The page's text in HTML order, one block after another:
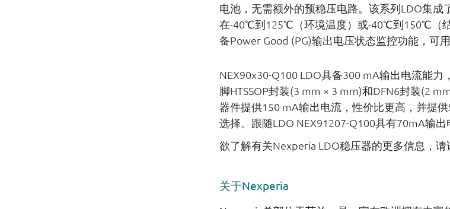
电池，无需额外的预稳压电路。该系列LDO集
在-40℃到125℃（环境温度）或-40℃到150℃（
备Power Good (PG)输出电压状态监控功能，可
NEX90x30-Q100 LDO具备300 mA输出电流能
脚HTSSOP封装(3 mm × 3 mm)和DFN6封装(2
器件提供150 mA输出电流，性价比更高，并提
选择。跟随LDO NEX91207-Q100具有70mA输出
欲了解有关Nexperia LDO稳压器的更多信息，请
关于Nexperia